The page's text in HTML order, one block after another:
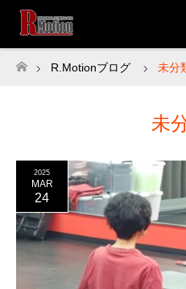
ホーム
R.Motionブログ 未分
未
2025
MAR
24